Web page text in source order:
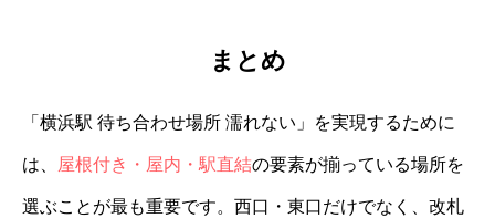
まとめ
「横浜駅 待ち合わせ場所 濡れない」を実現するために
は、 屋根付き・屋内・駅直結の要素が揃っている場所を
選ぶことが最も重要です。西口・東口だけでなく、改札